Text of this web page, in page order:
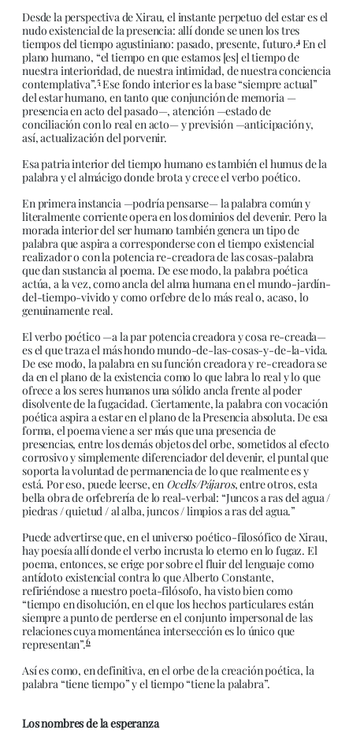
Desde la perspectiva de Xirau, el instante perpetuo del estar es el
nudo existencial de la presencia: allí donde se unen los tres
tiempos del tiempo agustiniano: pasado, presente, futuro.4En el
plano humano, “el tiempo en que estamos [es] el tiempo de
nuestra interioridad, de nuestra intimidad, de nuestra conciencia
contemplativa”.5Ese fondo interior es la base “siempre actual”
del estar humano, en tanto que conjunción de memoria —
presencia en acto del pasado—, atención —estado de
conciliación con lo real en acto— y previsión —anticipación y,
así, actualización del porvenir.
Esa patria interior del tiempo humano es también el humus de la
palabra y el almácigo donde brota y crece el verbo poético.
En primera instancia —podría pensarse— la palabra común y
literalmente corriente opera en los dominios del devenir. Pero la
morada interior del ser humano también genera un tipo de
palabra que aspira a corresponderse con el tiempo existencial
realizador o con la potencia re-creadora de las cosas-palabra
que dan sustancia al poema. De ese modo, la palabra poética
actúa, a la vez, como ancla del alma humana en el mundo-jardín-
del-tiempo-vivido y como orfebre de lo más real o, acaso, lo
genuinamente real.
El verbo poético —a la par potencia creadora y cosa re-creada—
es el que traza el más hondo mundo-de-las-cosas-y-de-la-vida.
De ese modo, la palabra en su función creadora y re-creadora se
da en el plano de la existencia como lo que labra lo real y lo que
ofrece a los seres humanos una sólido ancla frente al poder
disolvente de la fugacidad. Ciertamente, la palabra con vocación
poética aspira a estar en el plano de la Presencia absoluta. De esa
forma, el poema viene a ser más que una presencia de
presencias, entre los demás objetos del orbe, sometidos al efecto
corrosivo y simplemente diferenciador del devenir, el puntal que
soporta la voluntad de permanencia de lo que realmente es y
está. Por eso, puede leerse, en Ocells/Pájaros, entre otros, esta
bella obra de orfebrería de lo real-verbal: “Juncos a ras del agua /
piedras / quietud / al alba, juncos / limpios a ras del agua.”
Puede advertirse que, en el universo poético-filosófico de Xirau,
hay poesía allí donde el verbo incrusta lo eterno en lo fugaz. El
poema, entonces, se erige por sobre el fluir del lenguaje como
antídoto existencial contra lo que Alberto Constante,
refiriéndose a nuestro poeta-filósofo, ha visto bien como
“tiempo en disolución, en el que los hechos particulares están
siempre a punto de perderse en el conjunto impersonal de las
relaciones cuya momentánea intersección es lo único que
representan”.6
Así es como, en definitiva, en el orbe de la creación poética, la
palabra “tiene tiempo” y el tiempo “tiene la palabra”.
Los nombres de la esperanza